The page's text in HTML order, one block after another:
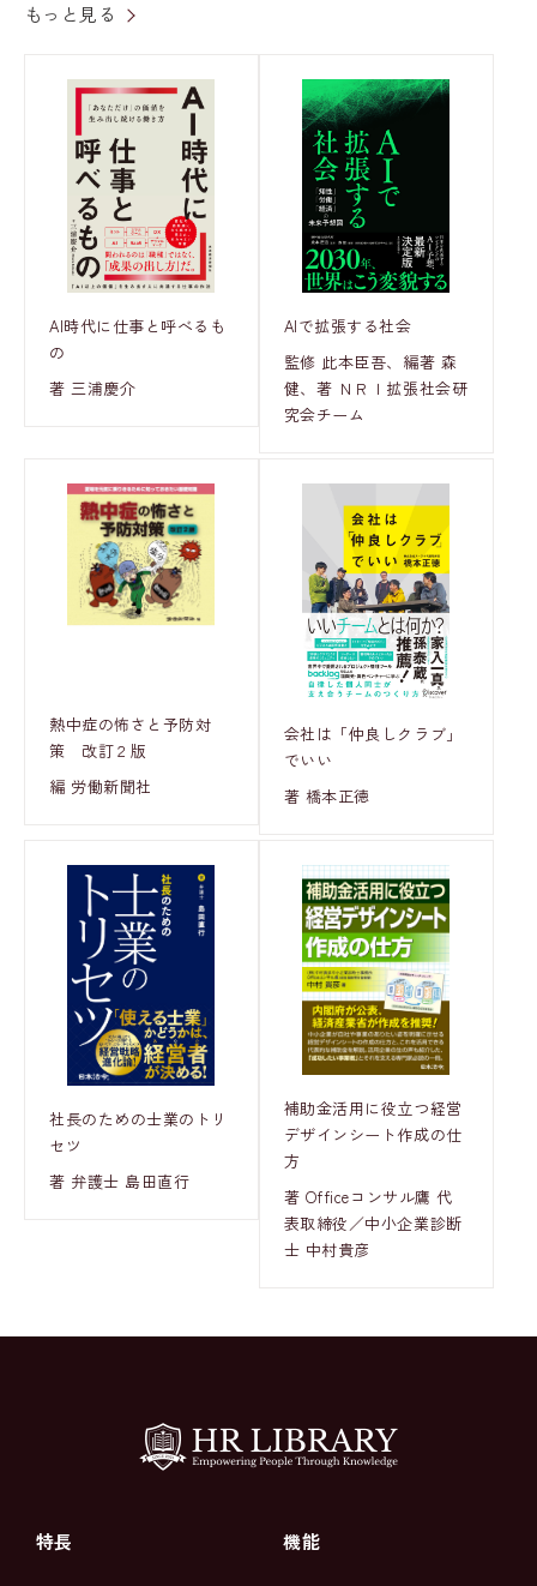
もっと見る
AI時代に仕事と呼べるも
の
著 三浦慶介
AIで拡張する社会
監修 此本臣吾、編著 森
健、著 ＮＲＩ拡張社会研
究会チーム
熱中症の怖さと予防対
策 改訂２版
編 労働新聞社
会社は「仲良しクラブ」
でいい
著 橋本正徳
社長のための士業のトリ
セツ
著 弁護士 島田直行
補助金活用に役立つ経営
デザインシート作成の仕
方
著 Officeコンサル鷹 代
表取締役／中小企業診断
士 中村貴彦
特長 機能